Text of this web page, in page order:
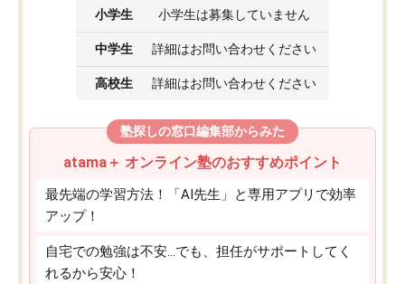
小学生 小学生は募集していません
中学生 詳細はお問い合わせください
高校生 詳細はお問い合わせください
塾探しの窓口編集部からみた
atama＋ オンライン塾のおすすめポイント
最先端の学習方法！「AI先生」と専用アプリで効率
アップ！
自宅での勉強は不安…でも、担任がサポートしてく
れるから安心！